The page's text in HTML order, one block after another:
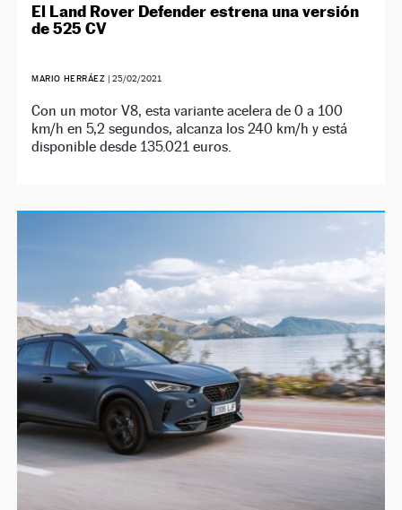
El Land Rover Defender estrena una versión
de 525 CV
MARIO HERRÁEZ | 25/02/2021
Con un motor V8, esta variante acelera de 0 a 100
km/h en 5,2 segundos, alcanza los 240 km/h y está
disponible desde 135.021 euros.